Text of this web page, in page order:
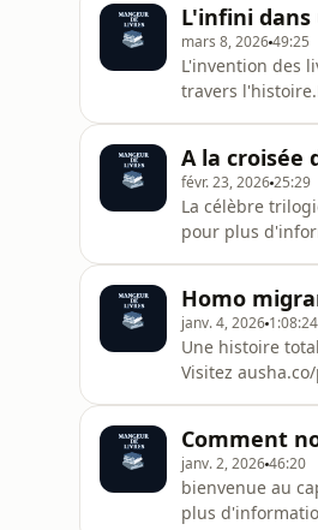
L'infini dans
mars 8, 202649:25
L'invention des
travers
A la croisée
févr. 23, 202625:29
La célèbre
pour plus
Homo
janv. 4, 2026 1:08:24
Une histoire
Visitez
Comment
janv. 2, 202646:20
bienvenue au
plus